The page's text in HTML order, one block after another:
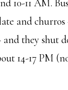
10-11 AM.
and
and they shut
14-17 PM